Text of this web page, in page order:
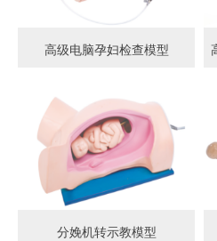
高级电脑孕妇检查模型
分娩机转示教模型